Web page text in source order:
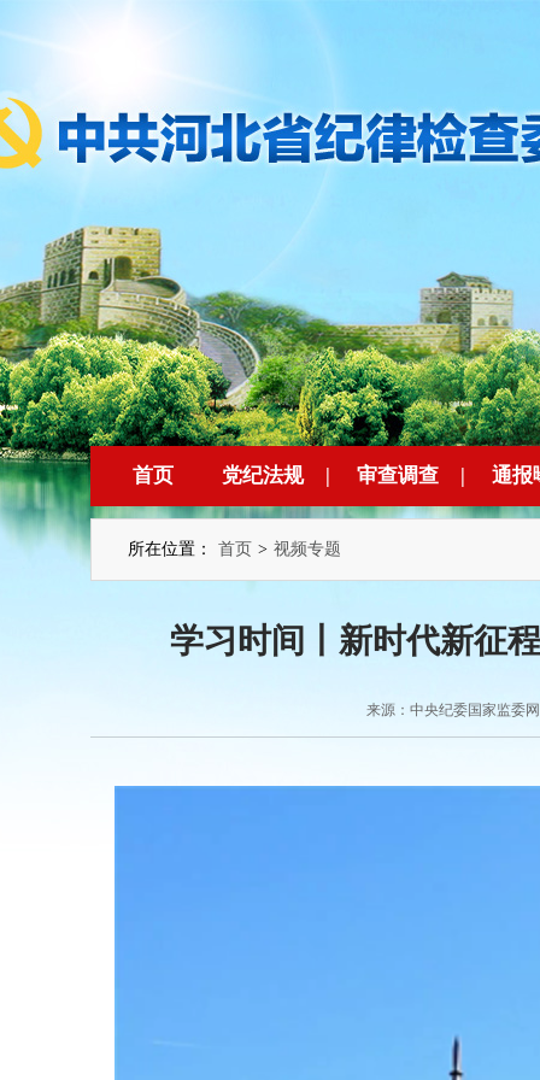
首页 党纪法规 | 审查调查 | 通报
所在位置： 首页 > 视频专题
学习时间丨新时代新征
来源：中央纪委国家监